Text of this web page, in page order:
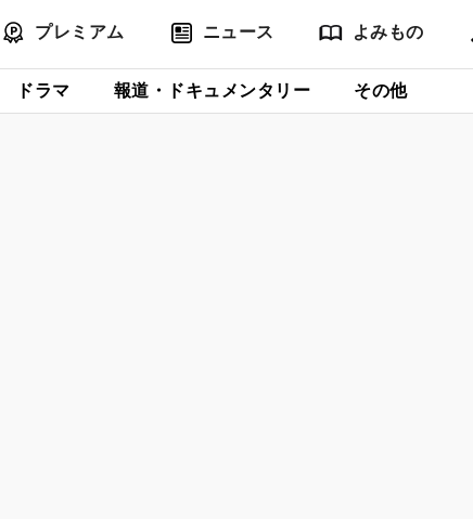
プレミアム ニュース よみもの
ドラマ 報道・ドキュメンタリー その他